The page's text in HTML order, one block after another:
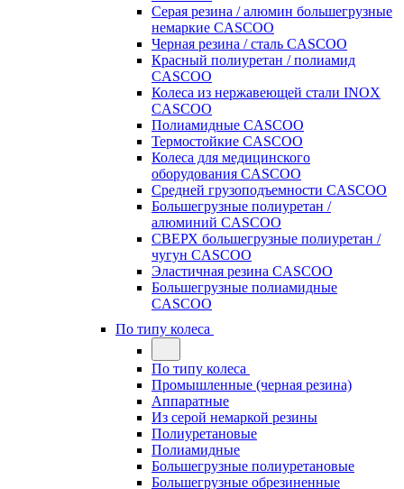
Серая резина / алюмин большегрузные
немаркие CASCOO
Черная резина / сталь CASCOO
Красный полиуретан / полиамид
CASCOO
Колеса из нержавеющей стали INOX
CASCOO
Полиамидные CASCOO
Термостойкие CASCOO
Колеса для медицинского
оборудования CASCOO
Средней грузоподъемности CASCOO
Большегрузные полиуретан /
алюминий CASCOO
СВЕРХ большегрузные полиуретан /
чугун CASCOO
Эластичная резина CASCOO
Большегрузные полиамидные
CASCOO
По типу колеса
По типу колеса
Промышленные (черная резина)
Аппаратные
Из серой немаркой резины
Полиуретановые
Полиамидные
Большегрузные полиуретановые
Большегрузные обрезиненные